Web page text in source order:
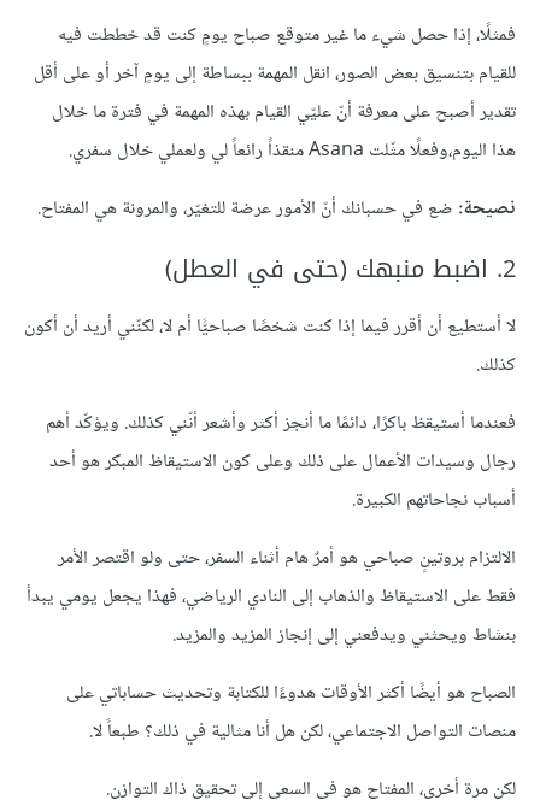
فمثلًا، إذا حصل شيء ما غير متوقع صباح يومٍ كنت قد خططت فيه
للقيام بتنسيق بعض الصور، انقل المهمة ببساطة إلى يومٍ آخر أو على أقل
تقدير أصبح على معرفة أنّ عليّي القيام بهذه المهمة في فترة ما خلال
هذا اليوم،وفعلًا مثّلت Asana منقذاً رائعاً لي ولعملي خلال سفري.
نصيحة: ضع في حسبانك أنّ الأمور عرضة للتغيّر، والمرونة هي المفتاح.
2. اضبط منبهك (حتى في العطل)
لا أستطيع أن أقرر فيما إذا كنت شخصًا صباحيًّا أم لا، لكنّني أريد أن أكون
كذلك.
فعندما أستيقظ باكرًا، دائمًا ما أنجز أكثر وأشعر أنّني كذلك. ويؤكّد أهم
رجال وسيدات الأعمال على ذلك وعلى كون الاستيقاظ المبكر هو أحد
أسباب نجاحاتهم الكبيرة.
الالتزام بروتينٍ صباحي هو أمرٌ هام أثناء السفر، حتى ولو اقتصر الأمر
فقط على الاستيقاظ والذهاب إلى النادي الرياضي، فهذا يجعل يومي يبدأ
بنشاط ويحثني ويدفعني إلى إنجاز المزيد والمزيد.
الصباح هو أيضًا أكثر الأوقات هدوءًا للكتابة وتحديث حساباتي على
منصات التواصل الاجتماعي، لكن هل أنا مثالية في ذلك؟ طبعاً لا.
لكن مرة أخرى، المفتاح هو في السعي إلى تحقيق ذاك التوازن.